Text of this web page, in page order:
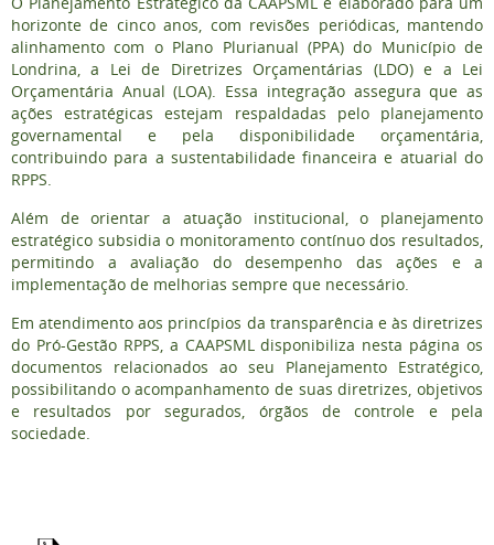
horizonte de cinco anos, com revisões periódicas, mantendo
alinhamento com o Plano Plurianual (PPA) do Município de
Londrina, a Lei de Diretrizes Orçamentárias (LDO) e a Lei
Orçamentária Anual (LOA). Essa integração assegura que as
ações estratégicas estejam respaldadas pelo planejamento
governamental e pela disponibilidade orçamentária,
contribuindo para a sustentabilidade financeira e atuarial do
RPPS.
Além de orientar a atuação institucional, o planejamento
estratégico subsidia o monitoramento contínuo dos resultados,
permitindo a avaliação do desempenho das ações e a
implementação de melhorias sempre que necessário.
Em atendimento aos princípios da transparência e às diretrizes
do Pró-Gestão RPPS, a CAAPSML disponibiliza nesta página os
documentos relacionados ao seu Planejamento Estratégico,
possibilitando o acompanhamento de suas diretrizes, objetivos
e resultados por segurados, órgãos de controle e pela
sociedade.